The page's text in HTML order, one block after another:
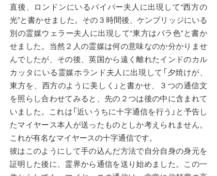
直後、ロンドンにいるパイパー夫人に出現して“西方の
光”と書かせました。その３時間後、ケンブリッジにいる
別の霊媒ウェラー夫人に出現して“東方はバラ色”と書か
せました。当然２人の霊媒は何の意味なのか分かりませ
んでしたが、その後、英国から遠く離れたインドのカル
カッタにいる霊媒ホランド夫人に出現して「夕焼けが、
東方を、西方のように美しく」と書かせ、３つの通信文
を照らし合わせてみると、先の２つは後の中に含まれて
いました。これは「近いうちに十字通信を行う」と予告し
たマイヤース本人が送ったものとしか考えられません。
これが有名なマイヤースの十字通信です。
彼はこのようにして手の込んだ方法で自分自身の身元を
証明した後に、霊界から通信を送り始めました。この一